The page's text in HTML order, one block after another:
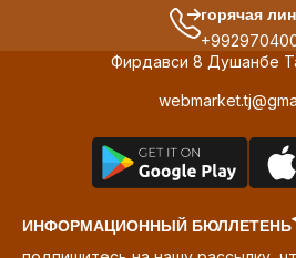
горячая
Фирдавси 8 Душанбе
ИНФОРМАЦИОННЫЙ БЮЛЛЕТЕНЬ